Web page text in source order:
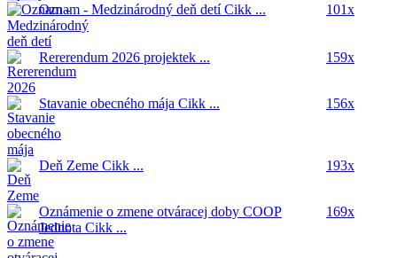
Oznam - Medzinárodný deň detíCikk ... 101x
Rererendum 2026 projektek ... 159x
Stavanie obecného mája Cikk ... 156x
Deň Zeme Cikk ... 193x
Oznámenie o zmene otváracej doby COOP
Jednota Cikk ...
169x